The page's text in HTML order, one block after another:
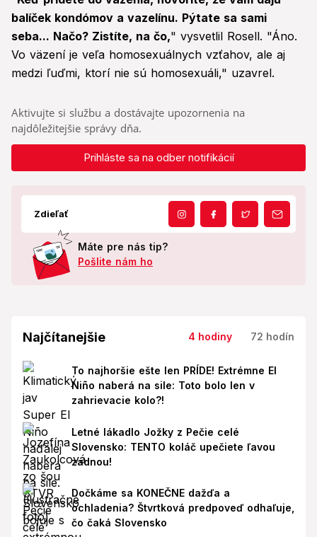
balíček kondómov a vazelínu. Pýtate sa sami
seba... Načo? Zistíte, na čo," vysvetlil Rosell. "Áno.
Vo väzení je veľa homosexuálnych vzťahov, ale aj
medzi ľuďmi, ktorí nie sú homosexuáli," uzavrel.
Aktivujte si službu a dostávajte upozornenia na
najdôležitejšie správy dňa.
Prihláste sa na odber notifikácií
Zdieľať
Máte pre nás tip?
Pošlite nám ho
Najčítanejšie 4 hodiny 72 hodín
To najhoršie ešte len PRÍDE! Extrémne El
Niño naberá na sile: Toto bolo len v
zahrievacie kolo?!
Letné lákadlo Jožky z Pečie celé
Slovensko: TENTO koláč upečiete ľavou
zadnou!
Dočkáme sa KONEČNE dažďa a
ochladenia? Štvrtková predpoveď odhaľuje,
čo čaká Slovensko